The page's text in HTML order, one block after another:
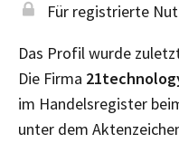
Für registrierte
Das Profil wurde
Die Firma
im Handelsregister
unter dem